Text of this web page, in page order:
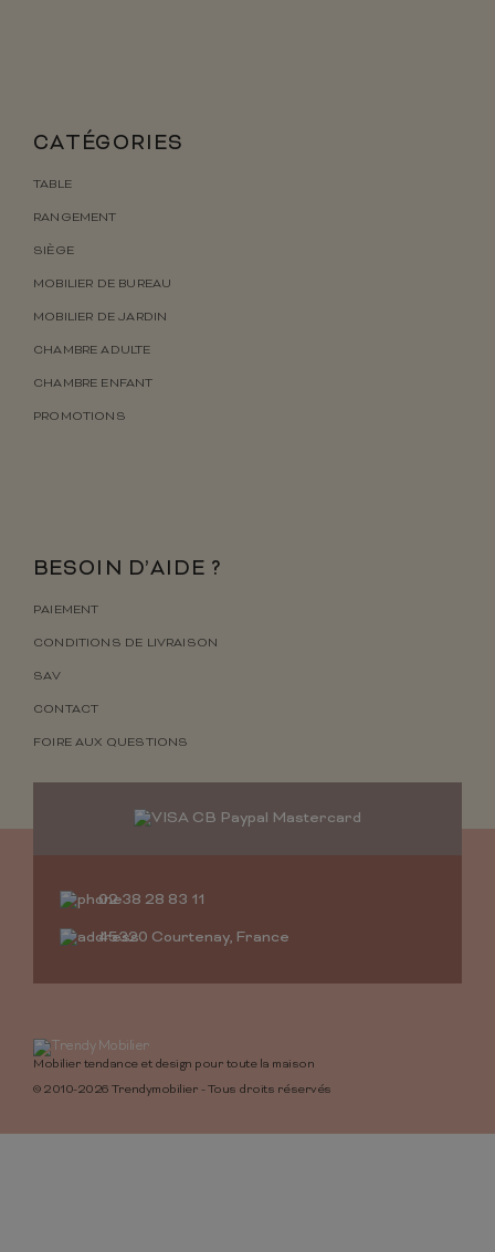
CATÉGORIES
TABLE
RANGEMENT
SIÈGE
MOBILIER DE BUREAU
MOBILIER DE JARDIN
CHAMBRE ADULTE
CHAMBRE ENFANT
PROMOTIONS
BESOIN D’AIDE ?
PAIEMENT
CONDITIONS DE LIVRAISON
SAV
CONTACT
FOIRE AUX QUESTIONS
02 38 28 83 11
45320 Courtenay, France
Mobilier tendance et design pour toute la maison
© 2010-2026 Trendymobilier - Tous droits réservés